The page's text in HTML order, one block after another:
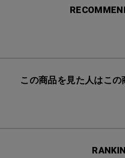
この商品を見た人はこ